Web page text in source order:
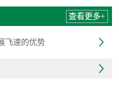
查看更多+

飞速的优势
